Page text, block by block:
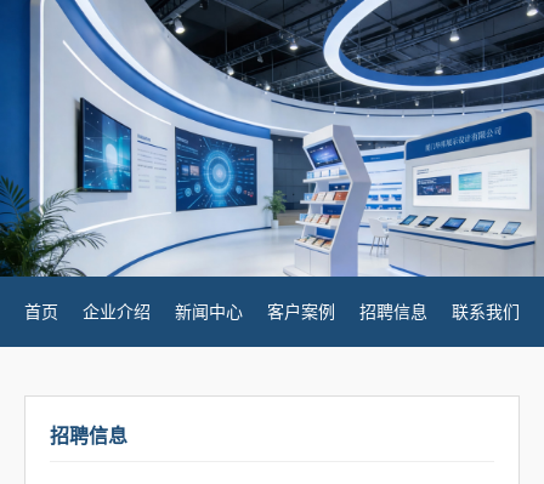
首页 企业介绍 新闻中心 客户案例 招聘信息 联系我们
招聘信息